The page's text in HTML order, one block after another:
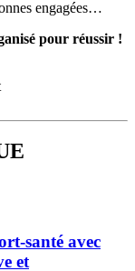
engagées…
pour réussir !
santé avec
et